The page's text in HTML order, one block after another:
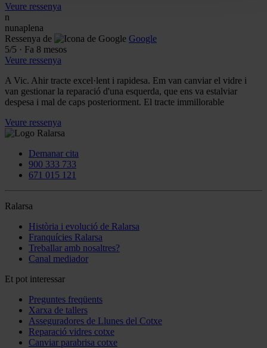
Veure ressenya
n
nunaplena
Ressenya de
Google
5/5 · Fa 8 mesos
Veure ressenya
A Vic. Ahir tracte excel·lent i rapidesa. Em van canviar el vidre i
van gestionar la reparació d'una esquerda, que ens va estalviar
despesa i mal de caps posteriorment. El tracte immillorable
Veure ressenya
Demanar cita
900 333 733
671 015 121
Ralarsa
Història i evolució de Ralarsa
Franquícies Ralarsa
Treballar amb nosaltres?
Canal mediador
Et pot interessar
Preguntes freqüents
Xarxa de tallers
Asseguradores de Llunes del Cotxe
Reparació vidres cotxe
Canviar parabrisa cotxe